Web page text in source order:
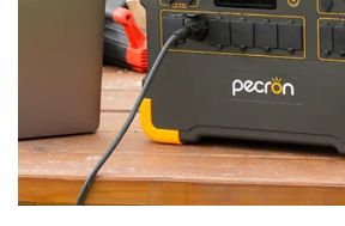
Acumulatori de stocare
Componente sisteme de balcon